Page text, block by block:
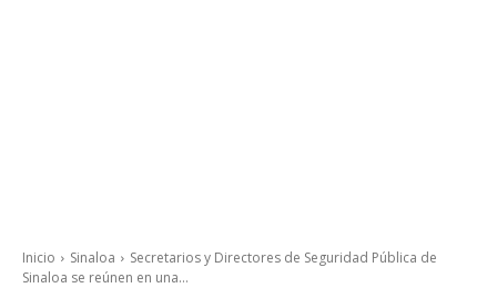
Inicio Sinaloa
Secretarios y Directores de Seguridad Pública de
Sinaloa se reúnen en una...